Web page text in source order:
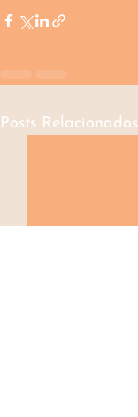
Posts Relacionados